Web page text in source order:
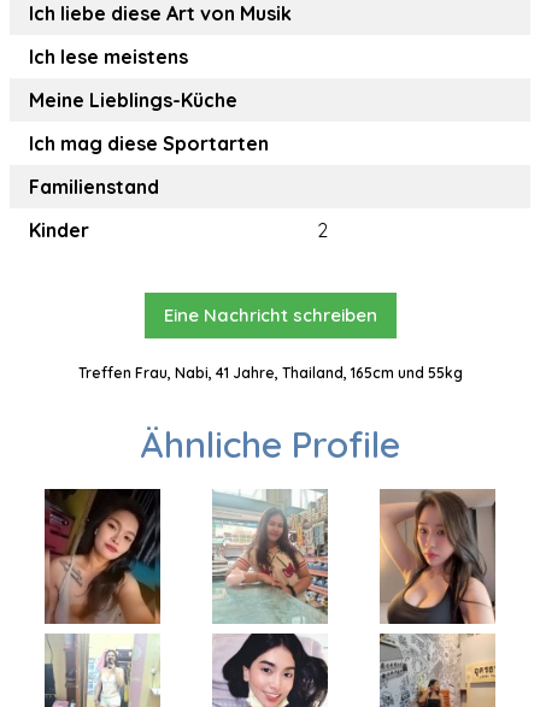
Ich liebe diese Art von Musik
Ich lese meistens
Meine Lieblings-Küche
Ich mag diese Sportarten
Familienstand
Kinder
2
Eine Nachricht schreiben
Treffen Frau, Nabi, 41 Jahre, Thailand, 165cm und 55kg
Ähnliche Profile